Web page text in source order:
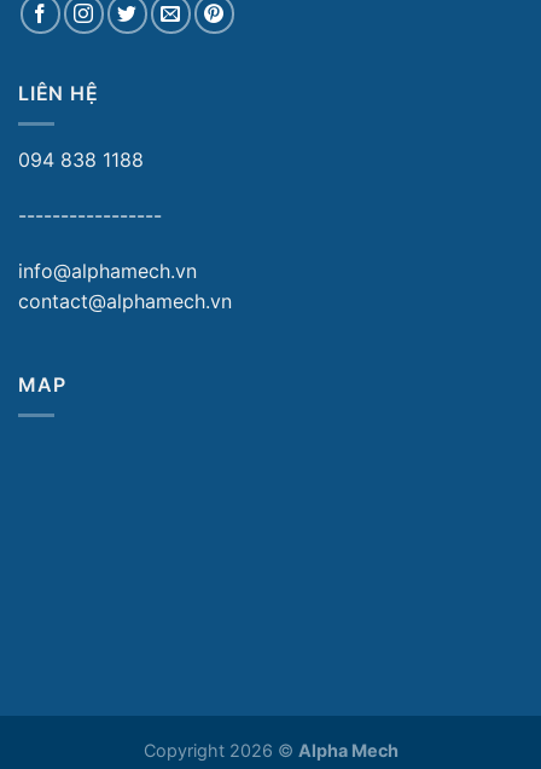
LIÊN HỆ
094 838 1188
-----------------
info@alphamech.vn
contact@alphamech.vn
MAP
Copyright 2026 © Alpha Mech